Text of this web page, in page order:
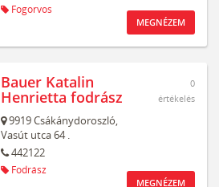
Fogorvos
MEGNÉZEM
Bauer Katalin
Henrietta fodrász
9919Csákánydoroszló,
Vasút utca 64 .
442122
Fodrász
0
értékelés
MEGNÉZEM